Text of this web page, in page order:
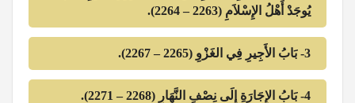
يُوجَدْ أَهْلُ الإِسْلاَمِ (2263 – 2264).
3- بَابُ الأَجِيرِ فِي الغَزْوِ (2265 – 2267).
4- بَابُ الإِجَارَةِ إِلَى نِصْفِ النَّهَارِ (2268 – 2271).